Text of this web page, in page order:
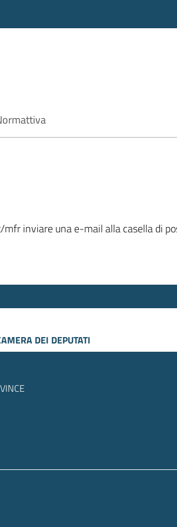
di ricerca
inviare una e-mail alla casella di
DEI DEPUTATI